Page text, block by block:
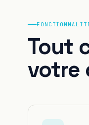
Tout
votre